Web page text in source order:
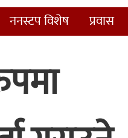
ननस्टप विशेष प्रवास